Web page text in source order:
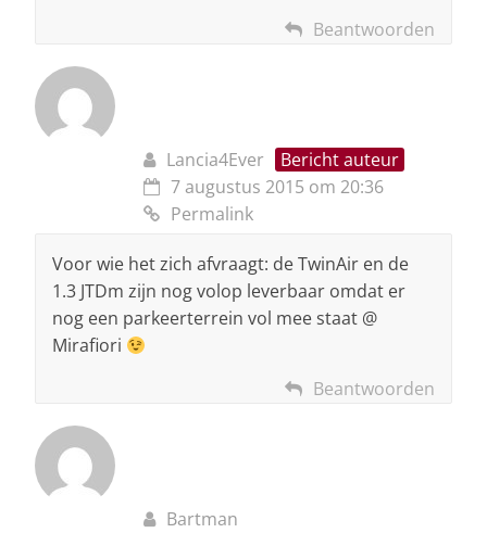
Beantwoorden
Lancia4Ever
Bericht auteur
7 augustus 2015 om 20:36
Permalink
Voor wie het zich afvraagt: de TwinAir en de
1.3 JTDm zijn nog volop leverbaar omdat er
nog een parkeerterrein vol mee staat @
Mirafiori
Beantwoorden
Bartman